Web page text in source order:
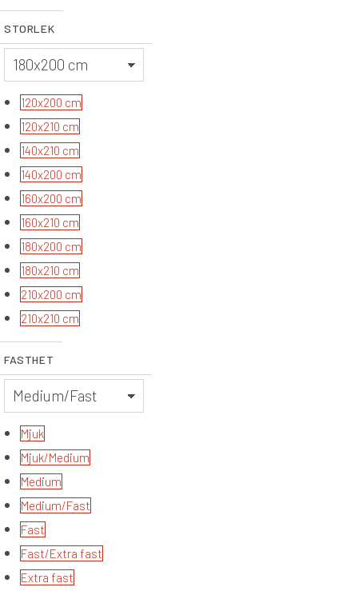
till
57
028 kr
STORLEK
120x200 cm
120x210 cm
140x210 cm
140x200 cm
160x200 cm
160x210 cm
180x200 cm
180x210 cm
210x200 cm
210x210 cm
FASTHET
Mjuk
Mjuk/Medium
Medium
Medium/Fast
Fast
Fast/Extra fast
Extra fast